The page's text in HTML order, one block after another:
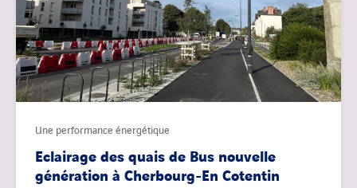
Une performance énergétique
Eclairage des quais de Bus nouvelle
génération à Cherbourg-En Cotentin